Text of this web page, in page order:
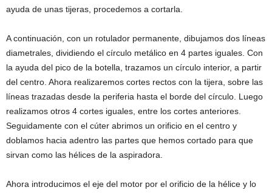
ayuda de unas tijeras, procedemos a cortarla.
A continuación, con un rotulador permanente, dibujamos dos líneas
diametrales, dividiendo el círculo metálico en 4 partes iguales. Con
la ayuda del pico de la botella, trazamos un círculo interior, a partir
del centro. Ahora realizaremos cortes rectos con la tijera, sobre las
líneas trazadas desde la periferia hasta el borde del círculo. Luego
realizamos otros 4 cortes iguales, entre los cortes anteriores.
Seguidamente con el cúter abrimos un orificio en el centro y
doblamos hacia adentro las partes que hemos cortado para que
sirvan como las hélices de la aspiradora.
Ahora introducimos el eje del motor por el orificio de la hélice y lo